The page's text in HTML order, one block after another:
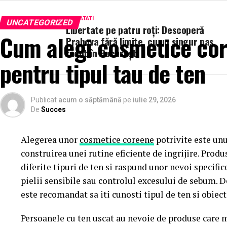
NU RATATI
Libertate pe patru roți: Descoperă
Prahova fără limite, cu un singur pas
făcut în București
Ambele tipuri au roluri diferite, dar
Sunt esențiale pentru marketing și ajută la
cumpărători și public
Susțin comunicarea de design și fac ideile mai
Ce Este Randarea Exterioară?
Randarea exterioară este procesul prin care se
precumfațada, materialele, iluminarea,
caracterul arhitectural general.
În vizualizarea arhitecturală, randările
cumpărători să înțeleagă cum va arăta un proiect
marketing, obținerea aprobărilor de design
UNCATEGORIZED
Cum alegi cosmetice
pentru tipul tau de ten
Publicat acum o săptămână pe iulie 29, 2026
De Succes
Alegerea unor cosmetice coreene potrivite este
construirea unei rutine eficiente de ingrijire.
diferite tipuri de ten si raspund unor nevoi
pielii sensibile sau controlul excesului de sebum.
este recomandat sa iti cunosti tipul de ten si
Persoanele cu ten uscat au nevoie de produse